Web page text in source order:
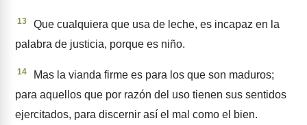
13
Que cualquiera que usa de leche, es incapaz en la
palabra de justicia, porque es niño.
14
Mas la vianda firme es para los que son maduros;
para aquellos que por razón del uso tienen sus sentidos
ejercitados, para discernir así el mal como el bien.